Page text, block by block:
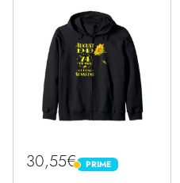
30,55€ PRIME
PRIME